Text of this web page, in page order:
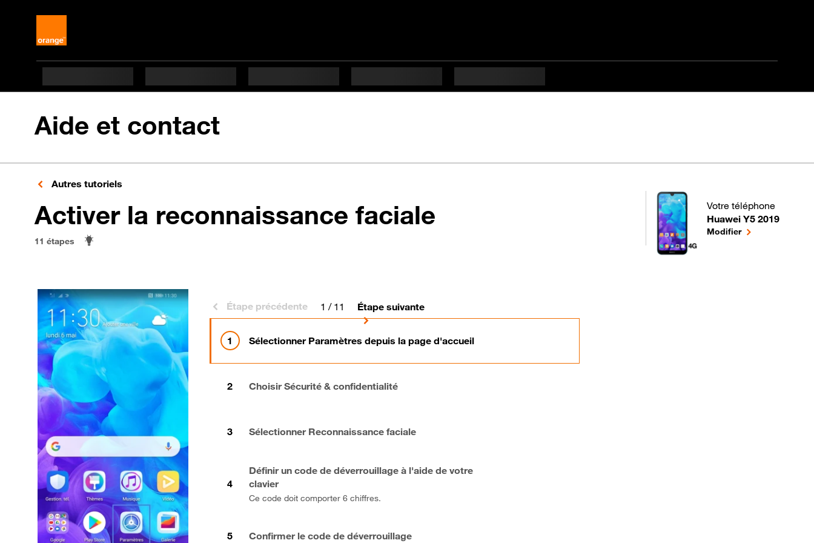
Aide et contact
Autres tutoriels
Activer la reconnaissance faciale en 11 étapes difficulté
11 étapes
Votre téléphone
Huawei Y5 2019
pour votre Huawei Y5
Modifierle téléphone
Étape précédente 1 / 11 Étape suivante
Sélectionner Paramètres depuis la page d'accueil
Choisir Sécurité & confidentialité
Sélectionner Reconnaissance faciale
Définir un code de déverrouillage à l'aide de votre
clavier
Ce code doit comporter 6 chiffres.
Confirmer le code de déverrouillage